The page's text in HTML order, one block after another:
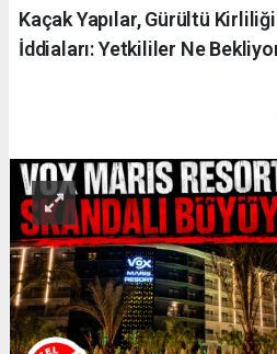
Kaçak Yapılar, Gürültü
İddiaları: Yetkililer Ne